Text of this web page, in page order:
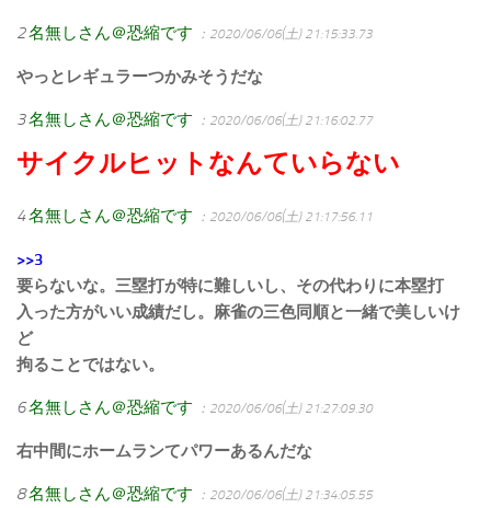
2名無しさん＠恐縮です ：2020/06/06(土) 21:15:33.73
やっとレギュラーつかみそうだな
3名無しさん＠恐縮です ：2020/06/06(土) 21:16:02.77
サイクルヒットなんていらない
4名無しさん＠恐縮です ：2020/06/06(土) 21:17:56.11
>>3
要らないな。三塁打が特に難しいし、その代わりに本塁打
入った方がいい成績だし。麻雀の三色同順と一緒で美しいけ
ど
拘ることではない。
6名無しさん＠恐縮です ：2020/06/06(土) 21:27:09.30
右中間にホームランてパワーあるんだな
8名無しさん＠恐縮です ：2020/06/06(土) 21:34:05.55